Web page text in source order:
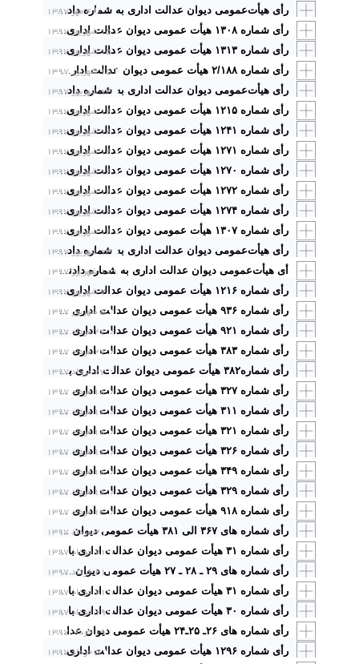
۴ مهر ۱۳۹۷ رأی هیأت‌عمومی دیوان عدالت اداری به شماره دادنامه ۱۴۱۴ مورخ ۱۳۹۷/۶/۲۰ ابطال آیین‌نامه انضباطی «تاکسیدار، تاکسیران، سرویس مدارس، شرکتهای حمل و نقل درون شهری
۱۵ شهریور ۱۳۹۷ رأی شماره ۱۳۰۸ هیأت عمومی دیوان عدالت اداری با موضوع: ابطال بند ۲۳ـ۲ از تعرفه عوارض محلی شهرداری آمل در سال ۱۳۹۵ مصوب شورای اسلامی شهر آمل. عدم ابطال بند ۱۳ـ۲ از تعرفه عوارض محلی شهرداری آمل در سال ۱۳۹۵ مصوب شورای اسلامی شهر آمل
۱۵ شهریور ۱۳۹۷ رأی شماره ۱۳۱۳ هیأت عمومی دیوان عدالت اداری با موضوع: تعارض در آراء برخی شعب دیوان عدالت اداری درخصوص فوق العاده ویژه مقرر در بند ۱۰ ماده ۶۸ قانون مدیریت خدمات کشوری
۱۵ شهریور ۱۳۹۷ رأی شماره ۲/۱۸۸ هیأت عمومی دیوان عدالت اداری با موضوع: تسری ابطال مصوبه شماره ۴ـ۱۳۸۸/۱۰/۲۰ شورای اسلامی بندر امام خمینی ناظر بر وضع عوارض تفکیک اراضی با کاربری های مسکونی، خدماتی، تجاری و صنعتی از تاریخ تصویب
۱۴ شهریور ۱۳۹۷ رأی هیأت‌عمومی دیوان عدالت اداری به شماره دادنامه ۱۳۳۹ـ ۱۳۴۰ مورخ ۱۳۹/۵/۳۰ ۷ با موضوع: «ابطال بند ۳ ماده ۳۹ تعرفه عوارض سال ۱۳۹۴ و ۱۳۹۵ مصوب شورای اسلامی شهر همدان
۱۴ شهریور ۱۳۹۷ رأی شماره ۱۲۱۵ هیأت عمومی دیوان عدالت اداری با موضوع: ابطال بند ۲ ماده ۲۴ تعرفه ورود به محدوده و حریم شهر سرعین در سال ۱۳۸۴ مصوب شورای اسلامی شهر سرعین
۱۴ شهریور ۱۳۹۷ رأی شماره ۱۲۴۱ هیأت عمومی دیوان عدالت اداری با موضوع: ابطال بند ۲ ماده ۱۶ تعرفه عوارض شورای اسلامی شهر خوی در صورتی که مشمول اراضی کمتر از ۵۰۰ مترمربع باشد
۱۴ شهریور ۱۳۹۷ رأی شماره ۱۲۷۱ هیأت عمومی دیوان عدالت اداری با موضوع: ابطال بند «الف» ماده ۶ تعرفه عوارض محلی سالهای ۱۳۹۳، ۱۳۹۴ و ۱۳۹۵ شورای اسلامی شهر مهدی شهر درخصوص عوارض پارکینگ و کسری پارکینگ
۱۴ شهریور ۱۳۹۷ رأی شماره ۱۲۷۰ هیأت عمومی دیوان عدالت اداری با موضوع: ابطال بندهایی از تعرفه بهای خدمات سازمان آتش نشانی و خدماتی ایمنی شهرداری سمنان درخصوص عوارض بیمه نامه های آتش سوزی صادره از شرکتهای بیمه مصوب شورای اسلامی شهر سمنان
۱۴ شهریور ۱۳۹۷ رأی شماره ۱۲۷۲ هیأت عمومی دیوان عدالت اداری با موضوع: ابطال ماده ۱۴ تعرفه عوارض محلی سال ۱۳۹۳ شورای اسلامی شهر بیجار درخصوص عوارض کسر و حذف پارکینگ
۱۴ شهریور ۱۳۹۷ رأی شماره ۱۲۷۴ هیأت عمومی دیوان عدالت اداری با موضوع: ابطال بند (۲ـ ۲) از فصل دوم تعرفه عوارض سال ۱۳۹۶ شهر خمین درخصوص عوارض کاربری با قابلیت تجاری در سال ۱۳۹۶ مصوب شورای اسلامی شهر خمین درخصوص اخذ عوارض از مالکین بدون مصوبه کمیسیون ماده ۵
۱۴ شهریور ۱۳۹۷ رأی شماره ۱۳۰۷ هیأت عمومی دیوان عدالت اداری با موضوع: ابطال مصوبات شماره ۴۶۶۰۳ـ ۱۳۹۲/۰۷/۱۶ و ۱۸۳۲ـ ۱۳۸۲/۱۰/۱۹ شورای اسلامی شهر سبزوار
۱۳ شهریور ۱۳۹۷ رأی هیأت‌عمومی دیوان عدالت اداری به شماره دادنامه ۱۳۹۹مورخ ۱۳۹۷/۶/۱۳ با موضوع: «ابطال تعرفه شماره ۹ با عنوان عوارض کسر پارکینگ برای واحدهای مسکونی، تجاری، اداری و صنعتی و غیره از تعرفه عوارض شهرداری دلیجان مصوب شورای اسلامی شهر دلیجان در سال ۱۳۸۸.
۱۰ شهریور ۱۳۹۷ أی هیأت‌عمومی دیوان عدالت اداری به شماره دادنامه ۱۳۳۳ و ۱۳۳۴ مورخ ۱۳۹/۵/۲۳ ۷ با موضوع: «ابطال مصوبات شورای اسلامی شهر شاهین‌شهر از سالهای ۱۳۸۵ الی ۱۳۹۵ درخصوص عوارض کسر پارکینگ و عوارض حذف یک واحد پارکینگ.
۷ شهریور ۱۳۹۷ رأی شماره ۱۲۱۶ هیأت عمومی دیوان عدالت اداری: با موضوع ابطال بند ۶ ماده واحده مصوبه شماره ۴۳۷۲/۹۱/۳/ش ـ ۱۳۹۱/۱۰/۰۴ مصوب شورای اسلامی شهر مشهد
۵ شهریور ۱۳۹۷ رأی شماره ۹۳۶ هیأت عمومی دیوان عدالت اداری با موضوع: ابطال مصوبه شماره ۳۶۶۴۲ـ ۱۳۹۲/۱۱/۰۷شورای اسلامی شهر شیراز درخصوص وضع عوارض تأمین هزینه خدمات عمومی و شهری باغها
۲۷ مرداد ۱۳۹۷ رأی شماره ۹۲۱ هیأت عمومی دیوان عدالت اداری با موضوع: ابطال مصوبات شماره ۳۶۴۲۷ـ ۱۳۹۲/۱۰/۲۵ و ۵۴۹۸/۹۵/ص ـ ۱۳۹۵/۱۰/۱۴ شورای اسلامی شهر شیراز در اجرای ماده ۹۲ قانون تشکیلات و آیین دادرسی دیوان عدالت اداری
۲۷ مرداد ۱۳۹۷ رأی شماره ۳۸۳ هیأت عمومی دیوان عدالت اداری با موضوع: ابطال مصوبه شماره ۳۸۲۰۸ـ۱۳۹۲/۱۱/۱۲ شورای اسلامی شهر شیراز درخصوص اخذ عوارض هزینه ناشی از رفع تصرف و سد معابر و میادین و پاکسازی آن
۲۷ مرداد ۱۳۹۷ رأی شماره۳۸۲ هیأت عمومی دیوان عدالت اداری با موضوع: ابطال تعرفه عوارض محلی سالهای ۱۳۹۴ و ۱۳۹۵ شورای اسلامی شهر کیاسر در مورد عوارض حذف پارکینگ
۱۸ مرداد ۱۳۹۷ رأی شماره ۳۲۷ هیأت عمومی دیوان عدالت اداری با موضوع: ابطال مصوبه شورای اسلامی شهر تبریز مبنی بر وضع عوارض تفکیک در ماده ۲۰ و وضع عوارض حذف کسری پارکینگ در ماده ۲۲ از تعرفه عوارض محلی شهرداری تبریز در سال ۹۰ و ابطال بند ۱۸ تعرفه عوارض محلی سال ۱۳۹۰ مبنی بر تشدید عوارض و وضع عوارض اضافه بر عوارض قانونی به میزان نیم برابر بیشتر و غیره شماره هـ/۹۵/ ۶۵۵ ۱۳۹۷/۳/۲۳
۱۸ مرداد ۱۳۹۷ رأی شماره ۳۱۱ هیأت عمومی دیوان عدالت اداری با موضوع: ابطال ماده ۲۴ تعرفه سالانه عوارض و بهای خدمت شهر اراک در سال ۱۳۹۶ مبنی بر وضع عوارض تفکیک و فراز عرصه کمتر از ۵۰۰ متر و اراضی دارای اعیانی مصوب شورای اسلامی شهر اراک
۱۸ مرداد ۱۳۹۷ رأی شماره ۳۲۱ هیأت عمومی دیوان عدالت اداری با موضوع: ابطال تبصره بند الف ماده ۳۱ سالهای ۱۳۹۲ و ۱۳۹۳ و تبصره الف ماده ۳۰ تعرفه عوارض سال ۱۳۹۴ شورای اسلامی شهر رشت
۱۸ مرداد ۱۳۹۷ رأی شماره ۳۲۶ هیأت عمومی دیوان عدالت اداری با موضوع: ابطال ماده ۲۳ دفترچه تأمین منابع درآمدی شهرداری در سال ۱۳۹۵ مصوب شورای اسلامی شهر خوی از تاریخ تصویب
۱۸ مرداد ۱۳۹۷ رأی شماره ۳۴۹ هیأت عمومی دیوان عدالت اداری با موضوع: ابطال ماده ۶ از تعرفه عوارض تبدیل انواع کاربریها در مصوبه شورای اسلامی سرخه
۱۸ مرداد ۱۳۹۷ رأی شماره ۳۲۹ هیأت عمومی دیوان عدالت اداری با موضوع: ابطال تبصره یک ماده ۲۴ تعرفه عوارض محلی سال ۱۳۹۱ شهرداری همدان مصوب شورای اسلامی شهر همدان مبنی بر افزایش عوارض بر بناهای بدون مجوز و یا بدون پروانه بعد از ابقای اعیانی به میزان دو برابر، از تاریخ تصویب و ابطال ماده ۲۶ تعرفه عوارض محلی سال ۱۳۹۱ مصوب شورای اسلامی شهر همدان از تاریخ تصویب
۱۴ مرداد ۱۳۹۷ رأی شماره ۹۱۸ هیأت عمومی دیوان عدالت اداری با موضوع: ابطال بند هـ مصوبه شماره ۶۳۲/۹۵/ص ـ ۱۳۹۵/۰۲/۰۷ شورای اسلامی شهر شیراز درخصوص اختصاص قطعه ای از گورستان به کارکنان شهرداری و شوراهای اسلامی مبنی بر معاف شدن از پرداخت کلیه هزینه های کفن و دفن و قبر
۳ مرداد ۱۳۹۷ رأی شماره های ۳۶۷ الی ۳۸۱ هیأت عمومی دیوان عدالت اداری در خصوص برخی از مصوبات شورای اسلامی شهر تربت حیدریه
۲۱ خرداد ۱۳۹۷ رأی شماره ۳۱ هیأت عمومی دیوان عدالت اداری با موضوع: وضع عوارض برای کسری فضای باز و اخذ هزینه آماده سازی در محدوده خدماتی شهر خارج از حدود اختیارات شوراهای اسلامی شهرها است
۲۱ خرداد ۱۳۹۷ رأی شماره های ۲۹ ـ ۲۸ ـ ۲۷ هیأت عمومی دیوان عدالت اداری با موضوع: غیر قانونی بودن وضع عوارض برای کسری یا حذف پارکینگ و کسری فضای آزاد توسط شوراهای اسلامی قبل از تعیین تکلیف در کمیسیون ماده
۲۱ خرداد ۱۳۹۷ رأی شماره ۳۱ هیأت عمومی دیوان عدالت اداری با موضوع: وضع عوارض برای کسری فضای باز و اخذ هزینه آماده سازی در محدوده خدماتی شهر خارج از حدود اختیارات شوراهای اسلامی شهرها است
۱۹ خرداد ۱۳۹۷ رأی شماره ۳۰ هیأت عمومی دیوان عدالت اداری با موضوع: ابطال ماده ۱۸ مصوبه شورای اسلامی شهر تالش در سال ۱۳۹۴ مبنی بر وضع عوارض حذف یا کسری پارکینگ
۱۹ خرداد ۱۳۹۷ رأی شماره های ۲۶ـ ۲۵ـ۲۴ هیأت عمومی دیوان عدالت اداری با موضوع: ابطال تبصره ۲ و تبصره ۳ مصوبه عوارض تأمین سرانه خدمات عمومی شهری مصوب شورای اسلامی شهر شیراز به شماره ۵۸۵۲/۹۳/ص ـ ۱۳۹۳/۱۱/۰۹ شماره هـ/۱۰۰۸/۹۵
۵ خرداد ۱۳۹۷ رأی شماره ۱۲۹۶ هیأت عمومی دیوان عدالت اداری با موضوع: ابطال بند ۲ تبصره ۲ بخش ۶ فصل دهم تعرفه عوارض سال ۱۳۹۶ شورای اسلامی شهر مشکین دشت در خصوص عوارض ارزش افزوده ناشی از تفکیک اراضی و اعیان